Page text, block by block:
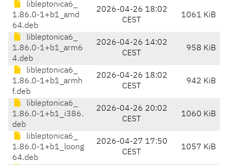
libleptonica6_
1.86.0-1+b1_amd
64.deb
2026-04-26 18:02
CEST
1061 KiB
libleptonica6_
1.86.0-1+b1_arm6
4.deb
2026-04-26 14:02
CEST
958 KiB
libleptonica6_
1.86.0-1+b1_armh
f.deb
2026-04-26 18:02
CEST
942 KiB
libleptonica6_
1.86.0-1+b1_i386.
deb
2026-04-26 20:02
CEST
1060 KiB
libleptonica6_
1.86.0-1+b1_loong
64.deb
2026-04-27 17:50
CEST
1057 KiB